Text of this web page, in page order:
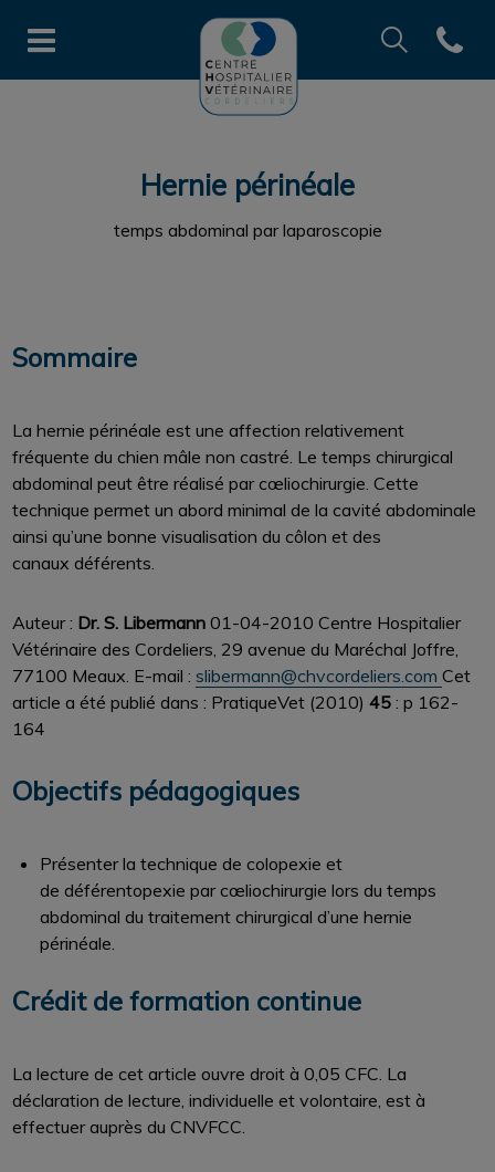
Page d'accueil de CHV des
Open
Recherche
Hernie périnéale
temps abdominal par laparoscopie
Sommaire
La hernie périnéale est une affection relativement
fréquente du chien mâle non castré. Le temps chirurgical
abdominal peut être réalisé par cœliochirurgie. Cette
technique permet un abord minimal de la cavité abdominale
ainsi qu’une bonne visualisation du côlon et des
canaux déférents.
Auteur : Dr. S. Libermann 01-04-2010 Centre Hospitalier
Vétérinaire des Cordeliers, 29 avenue du Maréchal Joffre,
77100 Meaux. E-mail : slibermann@chvcordeliers.com Cet
article a été publié dans : PratiqueVet (2010) 45 : p 162-
164
Objectifs pédagogiques
Présenter la technique de colopexie et
de déférentopexie par cœliochirurgie lors du temps
abdominal du traitement chirurgical d’une hernie
périnéale.
Crédit de formation continue
La lecture de cet article ouvre droit à 0,05 CFC. La
déclaration de lecture, individuelle et volontaire, est à
effectuer auprès du CNVFCC.